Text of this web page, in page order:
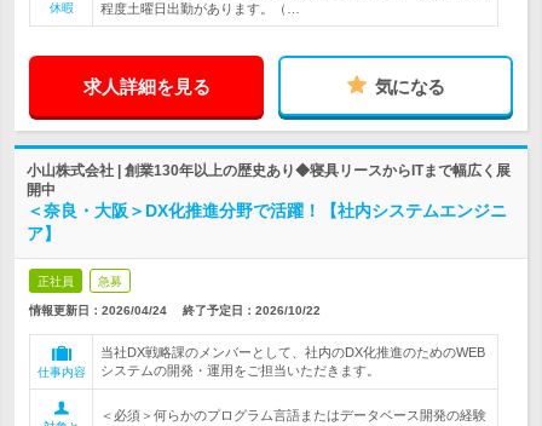
休暇
程度土曜日出勤があります。（…
求人詳細を見る 気になる
小山株式会社 | 創業130年以上の歴史あり◆寝具リースからITまで幅広く展
開中
＜奈良・大阪＞DX化推進分野で活躍！【社内システムエンジニ
ア】
正社員 急募
情報更新日：2026/04/24 終了予定日： 2026/10/22
仕事内容
当社DX戦略課のメンバーとして、社内のDX化推進のためのWEB
システムの開発・運用をご担当いただきます。
＜必須＞何らかのプログラム言語またはデータベース開発の経験